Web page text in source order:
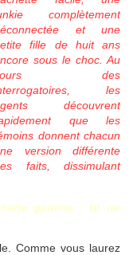
complètement
et une
fille de huit ans
sous le choc. Au
des
les
découvrent
que les
donnent chacun
version différente
faits, dissimulant
gamine : tu ne
Comme vous laurez